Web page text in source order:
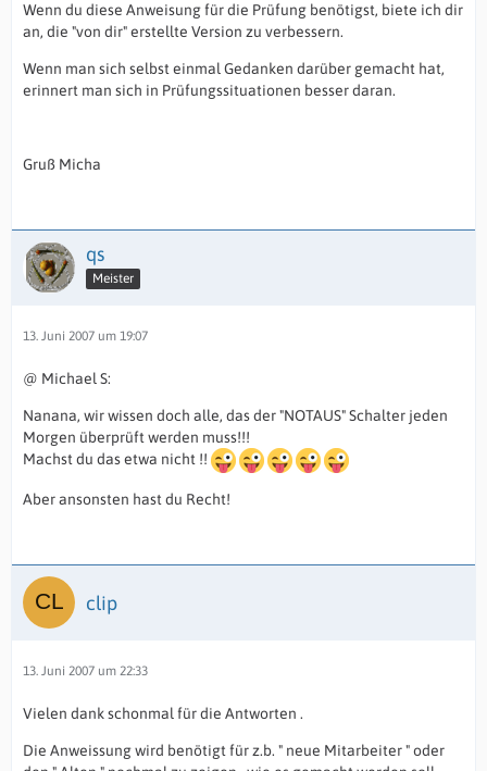
Wenn du diese Anweisung für die Prüfung benötigst, biete ich dir
an, die "von dir" erstellte Version zu verbessern.
Wenn man sich selbst einmal Gedanken darüber gemacht hat,
erinnert man sich in Prüfungssituationen besser daran.
Gruß Micha
qs
Meister
13. Juni 2007 um 19:07
@ Michael S:
Nanana, wir wissen doch alle, das der "NOTAUS" Schalter jeden
Morgen überprüft werden muss!!!
Machst du das etwa nicht !!
Aber ansonsten hast du Recht!
clip
13. Juni 2007 um 22:33
Vielen dank schonmal für die Antworten .
Die Anweissung wird benötigt für z.b. " neue Mitarbeiter " oder